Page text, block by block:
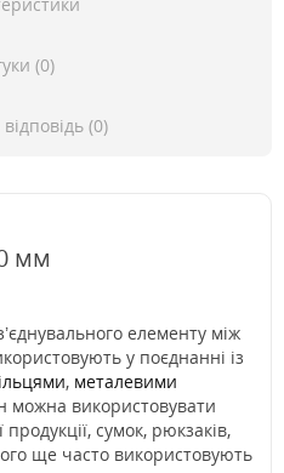
(0)
(0)
мм
елементу між
у поєднанні із
, металевими
можна використовувати
сумок, рюкзаків,
ще часто використовують